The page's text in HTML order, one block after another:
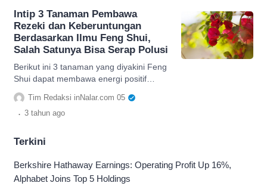
Intip 3 Tanaman Pembawa
Rezeki dan Keberuntungan
Berdasarkan Ilmu Feng Shui,
Salah Satunya Bisa Serap Polusi
Berikut ini 3 tanaman yang diyakini Feng
Shui dapat membawa energi positif
berupa keberuntungan dan rezeki.
Tim Redaksi inNalar.com 05
. 3 tahun ago
Terkini
Berkshire Hathaway Earnings: Operating Profit Up 16%,
Alphabet Joins Top 5 Holdings